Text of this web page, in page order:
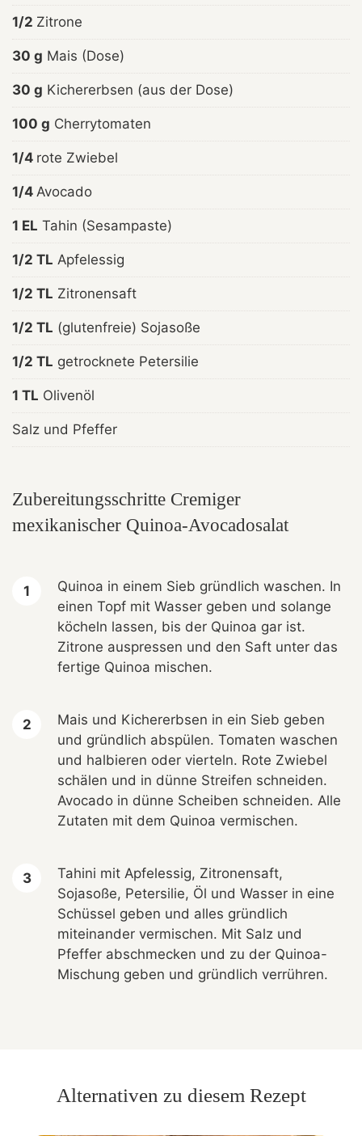
1/2 Zitrone
30 g Mais (Dose)
30 g Kichererbsen (aus der Dose)
100 g Cherrytomaten
1/4 rote Zwiebel
1/4 Avocado
1 EL Tahin (Sesampaste)
1/2 TL Apfelessig
1/2 TL Zitronensaft
1/2 TL (glutenfreie) Sojasoße
1/2 TL getrocknete Petersilie
1 TL Olivenöl
Salz und Pfeffer
Zubereitungsschritte Cremiger
mexikanischer Quinoa-Avocadosalat
Quinoa in einem Sieb gründlich waschen. In
einen Topf mit Wasser geben und solange
köcheln lassen, bis der Quinoa gar ist.
Zitrone auspressen und den Saft unter das
fertige Quinoa mischen.
Mais und Kichererbsen in ein Sieb geben
und gründlich abspülen. Tomaten waschen
und halbieren oder vierteln. Rote Zwiebel
schälen und in dünne Streifen schneiden.
Avocado in dünne Scheiben schneiden. Alle
Zutaten mit dem Quinoa vermischen.
Tahini mit Apfelessig, Zitronensaft,
Sojasoße, Petersilie, Öl und Wasser in eine
Schüssel geben und alles gründlich
miteinander vermischen. Mit Salz und
Pfeffer abschmecken und zu der Quinoa-
Mischung geben und gründlich verrühren.
Alternativen zu diesem Rezept